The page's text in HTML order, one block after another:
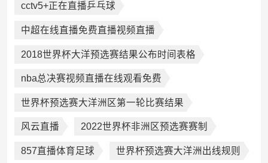
cctv5+正在直播乒乓球
中超在线直播免费直播视频直播
2018世界杯大洋预选赛结果公布时间表格
nba总决赛视频直播在线观看免费
世界杯预选赛大洋洲区第一轮比赛结果
风云直播 2022世界杯非洲区预选赛赛制
857直播体育足球 世界杯预选赛大洋洲出线规则